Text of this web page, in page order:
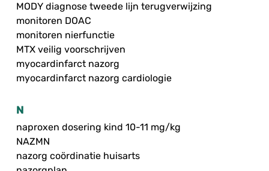
MODY diagnose tweede lijn terugverwijzing
monitoren DOAC
monitoren nierfunctie
MTX veilig voorschrijven
myocardinfarct nazorg
myocardinfarct nazorg cardiologie
N
naproxen dosering kind 10-11 mg/kg
NAZMN
nazorg coördinatie huisarts